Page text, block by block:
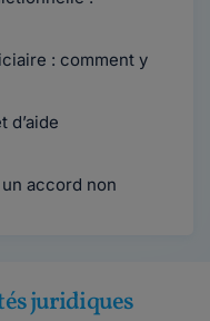
: comment y
d’aide
accord non
juridiques